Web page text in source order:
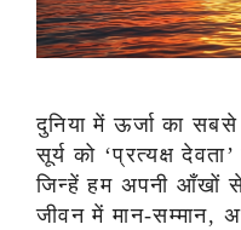
दुनिया में ऊर्जा का
सूर्य को ‘प्रत्यक्ष
जिन्हें हम अपनी
जीवन में मान-सम्मान,